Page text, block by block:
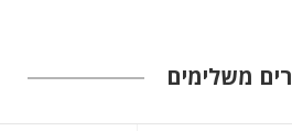
משלימים